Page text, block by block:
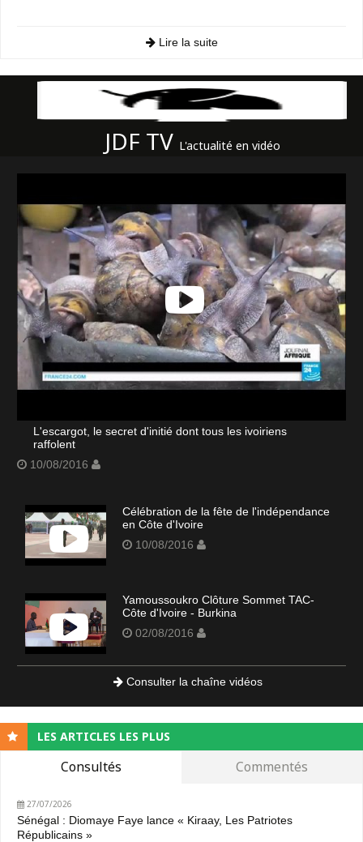
Lire la suite
JDF TV L'actualité en vidéo
L'escargot, le secret d'initié dont tous les ivoiriens
raffolent
10/08/2016
Célébration de la fête de l'indépendance
en Côte d'Ivoire
10/08/2016
Yamoussoukro Clôture Sommet TAC-
Côte d'Ivoire - Burkina
02/08/2016
Consulter la chaîne vidéos
LES ARTICLES LES PLUS
Consultés Commentés
27/07/2026
Sénégal : Diomaye Faye lance « Kiraay, Les Patriotes
Républicains »